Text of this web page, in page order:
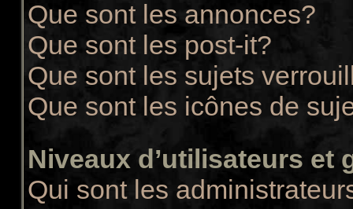
Que sont les annonces?
Que sont les post-it?
Que sont les sujets
Que sont les icônes de
Niveaux d’utilisateurs et
Qui sont les